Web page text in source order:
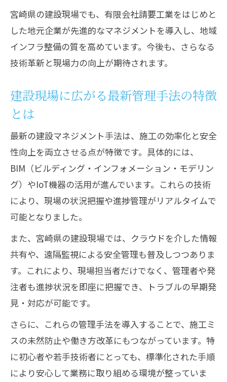
建設マネジメントの革新事例と現場活用
法
現場力アップを目指すマネジメント術
考
現場の安全意識を高める管理術とは
建設プロジェクト成功のための現場改善
策
現場力アップを実現するチーム運営術
技術者なら知っておきたい建設管理
技術者が習得すべき建設マネジメント基
礎
建設管理の最新情報と資格取得のポイン
ト
建設現場で役立つコミュニケーション術
技術者目線で見る建設管理の重要性
建設管理に必要なスキルと実践力の磨き
方
変化する建設現場、課題解決のヒント
宮崎県の建設現場でも、有限会社請要工業をはじめと
した地元企業が先進的なマネジメントを導入し、地域
インフラ整備の質を高めています。今後も、さらなる
技術革新と現場力の向上が期待されます。
建設現場に広がる最新管理手法の特徴
とは
最新の建設マネジメント手法は、施工の効率化と安全
性向上を両立させる点が特徴です。具体的には、
BIM（ビルディング・インフォメーション・モデリン
グ）やIoT機器の活用が進んでいます。これらの技術
により、現場の状況把握や進捗管理がリアルタイムで
可能となりました。
また、宮崎県の建設現場では、クラウドを介した情報
共有や、遠隔監視による安全管理も普及しつつありま
す。これにより、現場担当者だけでなく、管理者や発
注者も進捗状況を即座に把握でき、トラブルの早期発
見・対応が可能です。
さらに、これらの管理手法を導入することで、施工ミ
スの未然防止や働き方改革にもつながっています。特
に初心者や若手技術者にとっても、標準化された手順
により安心して業務に取り組める環境が整っていま